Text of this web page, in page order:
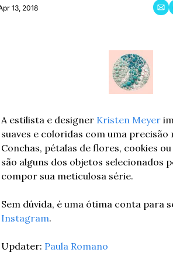
13, 2018
A estilista e designer Kristen Meyer
suaves e coloridas com uma
Conchas, pétalas de flores, cookies
são alguns dos objetos selecionados
compor sua meticulosa série.
Instagram.
Updater: Paula Romano